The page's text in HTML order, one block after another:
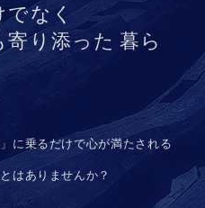
でなく
寄り添った 暮ら
に乗るだけで心が満たされる
はありませんか？